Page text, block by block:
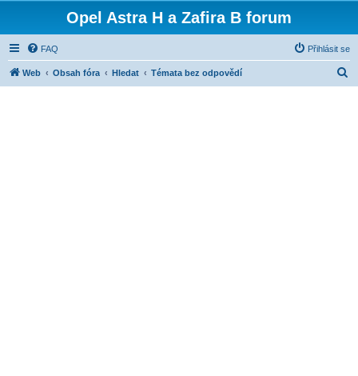
Opel Astra H a Zafira B forum
FAQ Přihlásit se
Web Obsah fóra Hledat Témata bez odpovědí